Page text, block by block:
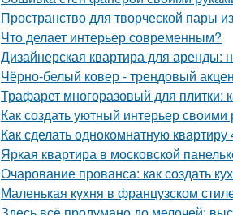
Пространство для творческой пары
Что делает интерьер современным?
Дизайнерская квартира для аренды:
Чёрно-белый ковер - трендовый
Трафарет многоразовый для плитки:
Как создать уютный интерьер
Как сделать однокомнатную
Яркая квартира в московской
Очарование прованса: как создать
Маленькая кухня в французском